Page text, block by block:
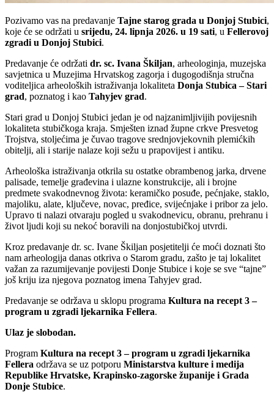
Pozivamo vas na predavanje Tajne starog grada u Donjoj Stubici,
koje će se održati u srijedu, 24. lipnja 2026. u 19 sati, u Fellerovoj
zgradi u Donjoj Stubici.
Predavanje će održati dr. sc. Ivana Škiljan, arheologinja, muzejska
savjetnica u Muzejima Hrvatskog zagorja i dugogodišnja stručna
voditeljica arheoloških istraživanja lokaliteta Donja Stubica – Stari
grad, poznatog i kao Tahyjev grad.
Stari grad u Donjoj Stubici jedan je od najzanimljivijih povijesnih
lokaliteta stubičkoga kraja. Smješten iznad župne crkve Presvetog
Trojstva, stoljećima je čuvao tragove srednjovjekovnih plemićkih
obitelji, ali i starije nalaze koji sežu u prapovijest i antiku.
Arheološka istraživanja otkrila su ostatke obrambenog jarka, drvene
palisade, temelje građevina i ulazne konstrukcije, ali i brojne
predmete svakodnevnog života: keramičko posuđe, pećnjake, staklo,
majoliku, alate, ključeve, novac, pređice, svijećnjake i pribor za jelo.
Upravo ti nalazi otvaraju pogled u svakodnevicu, obranu, prehranu i
život ljudi koji su nekoć boravili na donjostubičkoj utvrdi.
Kroz predavanje dr. sc. Ivane Škiljan posjetitelji će moći doznati što
nam arheologija danas otkriva o Starom gradu, zašto je taj lokalitet
važan za razumijevanje povijesti Donje Stubice i koje se sve “tajne”
još kriju iza njegova poznatog imena Tahyjev grad.
Predavanje se održava u sklopu programa Kultura na recept 3 –
program u zgradi ljekarnika Fellera.
Ulaz je slobodan.
Program Kultura na recept 3 – program u zgradi ljekarnika
Fellera održava se uz potporu Ministarstva kulture i medija
Republike Hrvatske, Krapinsko-zagorske županije i Grada
Donje Stubice.